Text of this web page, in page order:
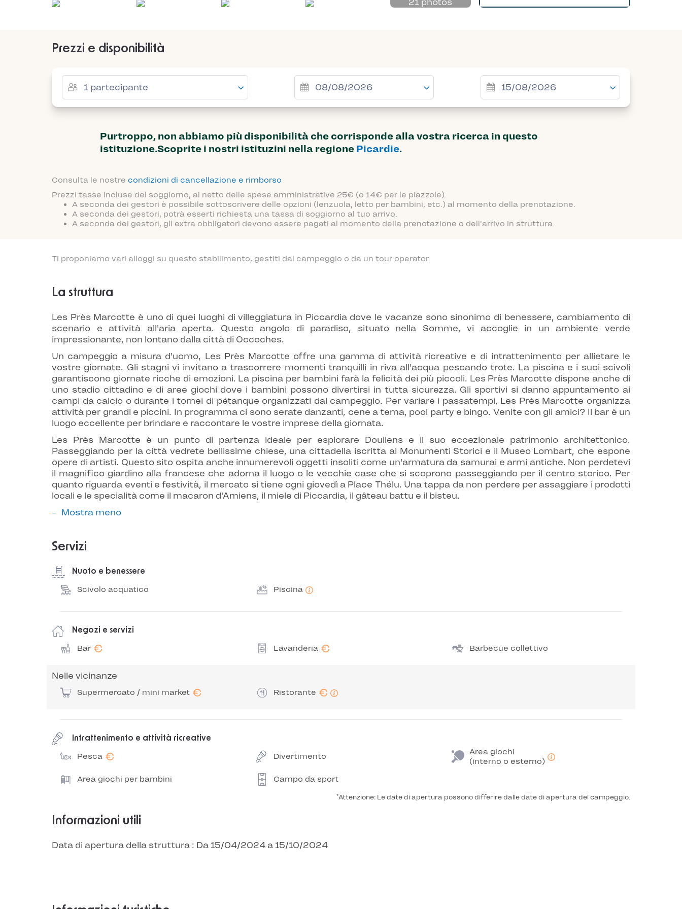
21 photos
Prezzi e disponibilità
Purtroppo, non abbiamo più disponibilità che corrisponde alla vostra ricerca in questo
istituzione.Scoprite i nostri istituzini nella regione Picardie.
Consulta le nostre condizioni di cancellazione e rimborso
Prezzi tasse incluse del soggiorno, al netto delle spese amministrative 25€ (o 14€ per le piazzole).
A seconda dei gestori è possibile sottoscrivere delle opzioni (lenzuola, letto per bambini, etc.) al momento della prenotazione.
A seconda dei gestori, potrà esserti richiesta una tassa di soggiorno al tuo arrivo.
A seconda dei gestori, gli extra obbligatori devono essere pagati al momento della prenotazione o dell'arrivo in struttura.
Ti proponiamo vari alloggi su questo stabilimento, gestiti dal campeggio o da un tour operator.
La struttura
Les Près Marcotte è uno di quei luoghi di villeggiatura in Piccardia dove le vacanze sono sinonimo di benessere, cambiamento di
scenario e attività all'aria aperta. Questo angolo di paradiso, situato nella Somme, vi accoglie in un ambiente verde
impressionante, non lontano dalla città di Occoches.
Un campeggio a misura d'uomo, Les Près Marcotte offre una gamma di attività ricreative e di intrattenimento per allietare le
vostre giornate. Gli stagni vi invitano a trascorrere momenti tranquilli in riva all'acqua pescando trote. La piscina e i suoi scivoli
garantiscono giornate ricche di emozioni. La piscina per bambini farà la felicità dei più piccoli. Les Près Marcotte dispone anche di
uno stadio cittadino e di aree giochi dove i bambini possono divertirsi in tutta sicurezza. Gli sportivi si danno appuntamento ai
campi da calcio o durante i tornei di pétanque organizzati dal campeggio. Per variare i passatempi, Les Près Marcotte organizza
attività per grandi e piccini. In programma ci sono serate danzanti, cene a tema, pool party e bingo. Venite con gli amici? Il bar è un
luogo eccellente per brindare e raccontare le vostre imprese della giornata.
Les Près Marcotte è un punto di partenza ideale per esplorare Doullens e il suo eccezionale patrimonio architettonico.
Passeggiando per la città vedrete bellissime chiese, una cittadella iscritta ai Monumenti Storici e il Museo Lombart, che espone
opere di artisti. Questo sito ospita anche innumerevoli oggetti insoliti come un'armatura da samurai e armi antiche. Non perdetevi
il magnifico giardino alla francese che adorna il luogo o le vecchie case che si scoprono passeggiando per il centro storico. Per
quanto riguarda eventi e festività, il mercato si tiene ogni giovedì a Place Thélu. Una tappa da non perdere per assaggiare i prodotti
locali e le specialità come il macaron d'Amiens, il miele di Piccardia, il gâteau battu e il bisteu.
Mostra meno
Servizi
Nuoto e benessere
Scivolo acquatico Piscina
Negozi e servizi
Bar € Lavanderia € Barbecue collettivo
Nelle vicinanze
Supermercato / mini market € Ristorante €
Intrattenimento e attività ricreative
Pesca € Divertimento
Area giochi
(interno o esterno)
Area giochi per bambini
Campo da sport
*Attenzione: Le date di apertura possono differire dalle date di apertura del campeggio.
Informazioni utili
Data di apertura della struttura : Da 15/04/2024 a 15/10/2024